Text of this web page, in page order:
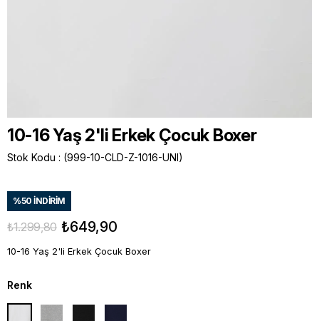
10-16 Yaş 2'li Erkek Çocuk Boxer
Stok Kodu (999-10-CLD-Z-1016-UNI)
%50 İNDIRIM
₺1.299,80 ₺649,90
10-16 Yaş 2'li Erkek Çocuk Boxer
Renk